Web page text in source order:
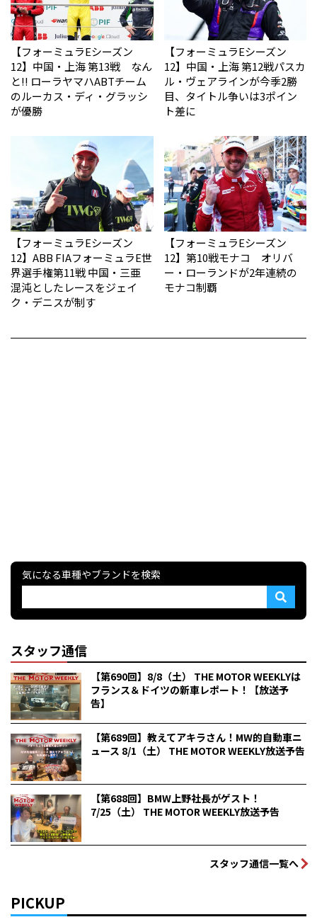
【フォーミュラEシーズン
12】中国・上海 第13戦 なん
と!! ローラヤマハABTチーム
のルーカス・ディ・グラッシ
が優勝
【フォーミュラEシーズン
12】中国・上海 第12戦パスカ
ル・ヴェアラインが今季2勝
目、タイトル争いは3ポイン
ト差に
【フォーミュラEシーズン
12】ABB FIAフォーミュラE世
界選手権第11戦 中国・三亜
混沌としたレースをジェイ
ク・デニスが制す
【フォーミュラEシーズン
12】第10戦モナコ オリバ
ー・ローランドが2年連続の
モナコ制覇
気になる車種やブランドを検索
スタッフ通信
【第690回】8/8（土） THE MOTOR WEEKLYは
フランス＆ドイツの新車レポート！【放送予
告】
【第689回】教えてアキラさん！MW的自動車ニ
ュース 8/1（土） THE MOTOR WEEKLY放送予告
【第688回】BMW上野社長がゲスト！
7/25（土） THE MOTOR WEEKLY放送予告
スタッフ通信一覧へ
PICKUP